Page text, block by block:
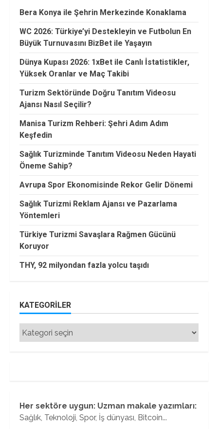
Bera Konya ile Şehrin Merkezinde Konaklama
WC 2026: Türkiye’yi Destekleyin ve Futbolun En
Büyük Turnuvasını BizBet ile Yaşayın
Dünya Kupası 2026: 1xBet ile Canlı İstatistikler,
Yüksek Oranlar ve Maç Takibi
Turizm Sektöründe Doğru Tanıtım Videosu
Ajansı Nasıl Seçilir?
Manisa Turizm Rehberi: Şehri Adım Adım
Keşfedin
Sağlık Turizminde Tanıtım Videosu Neden Hayati
Öneme Sahip?
Avrupa Spor Ekonomisinde Rekor Gelir Dönemi
Sağlık Turizmi Reklam Ajansı ve Pazarlama
Yöntemleri
Türkiye Turizmi Savaşlara Rağmen Gücünü
Koruyor
THY, 92 milyondan fazla yolcu taşıdı
KATEGORILER
Kategoriler
Her sektöre uygun: Uzman makale yazımları:
Sağlık, Teknoloji, Spor, İş dünyası, Bitcoin...